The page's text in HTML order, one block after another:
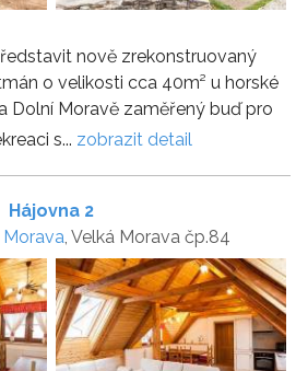
nově zrekonstruovaný
o velikosti cca 40m² u horské
Dolní Moravě zaměřený buď pro
s... zobrazit detail
Hájovna 2
, Velká Morava čp.84